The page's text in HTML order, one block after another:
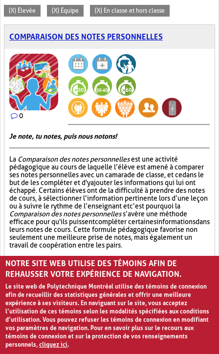
(X) Élevée (X) Équipe (X) En classe et hors classe
COMPARAISON DES NOTES PERSONNELLES
0
Je note, tu notes, puis nous notons!
La Comparaison des notes personnellesest une activité
pédagogique au cours de laquelle l’élève est amené à comparer
ses notes personnelles avec un camarade de classe, et ce dans le
but de les compléter et d'y ajouter les informations qui lui ont
échappé. Certains élèves ont de la difficulté à prendre des notes
de cours, à sélectionner l’information pertinente lors d’une leçon
ou à suivre le rythme de l’enseignant et c’est pourquoi la
Comparaison des notes personnelless’avère une méthode
efficace pour qu'ils puissent compléter certaines informations dans
leurs notes de cours. Cette formule pédagogique favorise non
seulement une meilleure prise de notes, mais également un
travail de coopération entre les pairs.
Partage (13) Synthèse (19) Analyse critique (12)
NOTRE SITE WEB UTILISE DES TÉMOINS AFIN DE
REHAUSSER VOTRE EXPÉRIENCE DE NAVIGATION.
Le site web de Polytechnique Montréal utilise des témoins de connexion
afin de recueillir des statistiques générales et offrir une meilleure
expérience à ses visiteurs. En naviguant sur le site, vous acceptez
l’utilisation de ces témoins selon les modalités spécifiées aux conditions
d’utilisation. Vous pouvez refuser les témoins de connexion en modifiant
vos paramètres de navigation. Pour en savoir plus sur le recours aux
témoins de connexion et sur la protection de vos renseignements
personnels,cliquez ici.